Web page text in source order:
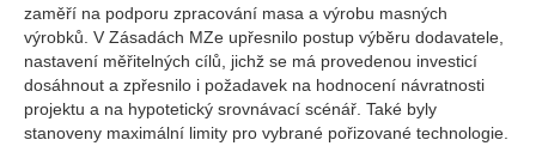
zaměří na podporu zpracování masa a výrobu masných
výrobků. V Zásadách MZe upřesnilo postup výběru dodavatele,
nastavení měřitelných cílů, jichž se má provedenou investicí
dosáhnout a zpřesnilo i požadavek na hodnocení návratnosti
projektu a na hypotetický srovnávací scénář. Také byly
stanoveny maximální limity pro vybrané pořizované technologie.